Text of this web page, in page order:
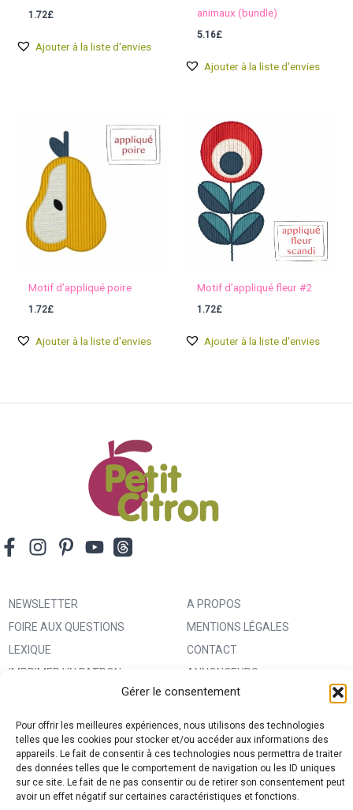
Gérer le consentement
Pour offrir les meilleures expériences, nous utilisons des technologies
telles que les cookies pour stocker et/ou accéder aux informations des
appareils. Le fait de consentir à ces technologies nous permettra de traiter
des données telles que le comportement de navigation ou les ID uniques
sur ce site. Le fait de ne pas consentir ou de retirer son consentement peut
avoir un effet négatif sur certaines caractéristiques et fonctions.
1.72£
Ajouter à la liste d'envies
animaux (bundle)
5.16£
Ajouter à la liste d'envies
Motif d’appliqué poire
1.72£
Ajouter à la liste d'envies
Motif d’appliqué fleur #2
1.72£
Ajouter à la liste d'envies
NEWSLETTER
FOIRE AUX QUESTIONS
LEXIQUE
IMPRIMER UN PATRON
MA BOUTIQUE CREATIVE FABRICA
A PROPOS
MENTIONS LÉGALES
CONTACT
ANNONCEURS
CONDITIONS GÉNÉRALES
D’UTILISATION
POLITIQUE DE CONFIDENTIALITÉ
ET PROTECTION DES DONNÉES
(RGPD)